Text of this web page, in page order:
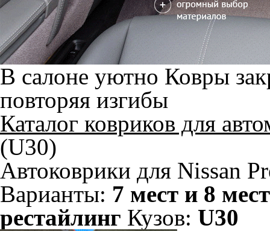
В салоне уютно Ковры
повторяя изгибы
Каталог ковриков для
(U30)
Автоковрики для Nissan
Варианты: 7 мест и 8 мест
рестайлинг Кузов: U30